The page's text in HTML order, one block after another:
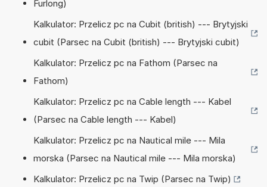
Furlong)
Kalkulator: Przelicz pc na Cubit (british) --- Brytyjski
cubit (Parsec na Cubit (british) --- Brytyjski cubit)
Kalkulator: Przelicz pc na Fathom (Parsec na
Fathom)
Kalkulator: Przelicz pc na Cable length --- Kabel
(Parsec na Cable length --- Kabel)
Kalkulator: Przelicz pc na Nautical mile --- Mila
morska (Parsec na Nautical mile --- Mila morska)
Kalkulator: Przelicz pc na Twip (Parsec na Twip)